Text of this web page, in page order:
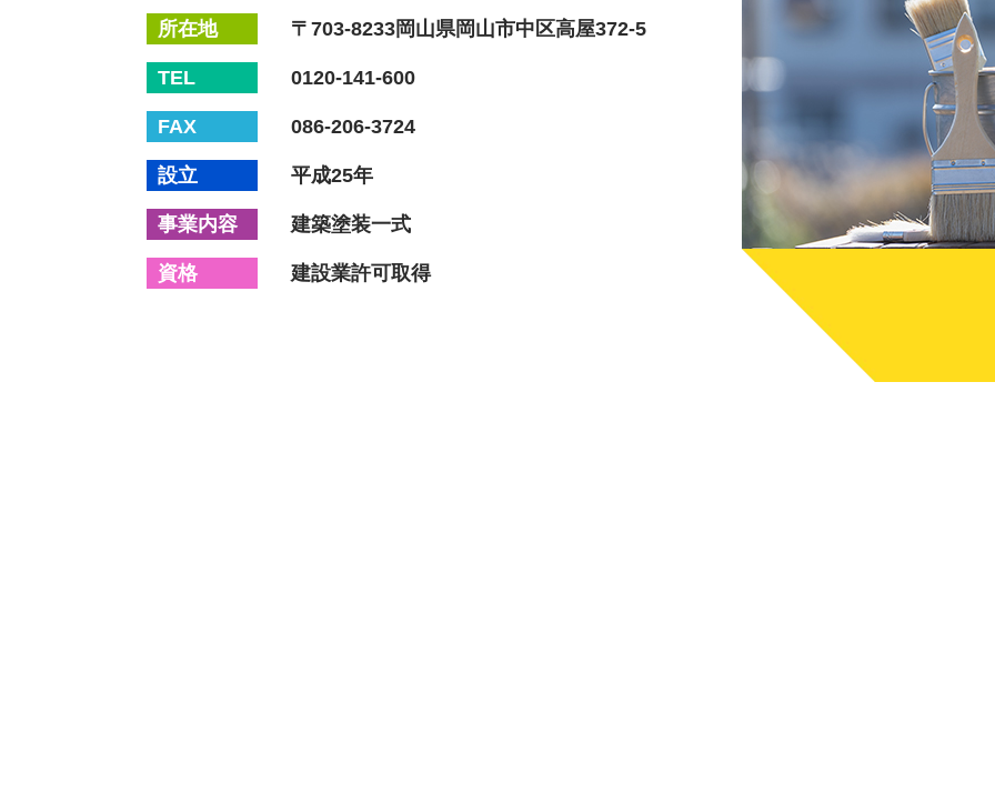
所在地 〒703-8233岡山県岡山市中区高屋372-5
TEL 0120-141-600
FAX 086-206-3724
設立 平成25年
事業内容 建築塗装一式
資格 建設業許可取得